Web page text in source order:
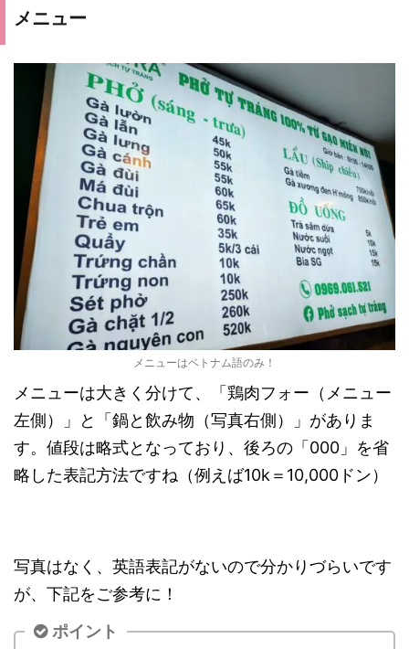
メニュー
メニューはベトナム語のみ！
メニューは大きく分けて、「鶏肉フォー（メニュー
左側）
」と「鍋と飲み物（写真右側）
」がありま
す。値段は略式となっており、後ろの「000」を省
略した表記方法ですね（例えば10k＝10,000ドン）
写真はなく、英語表記がないので分かりづらいです
が、下記をご参考に！
ポイント